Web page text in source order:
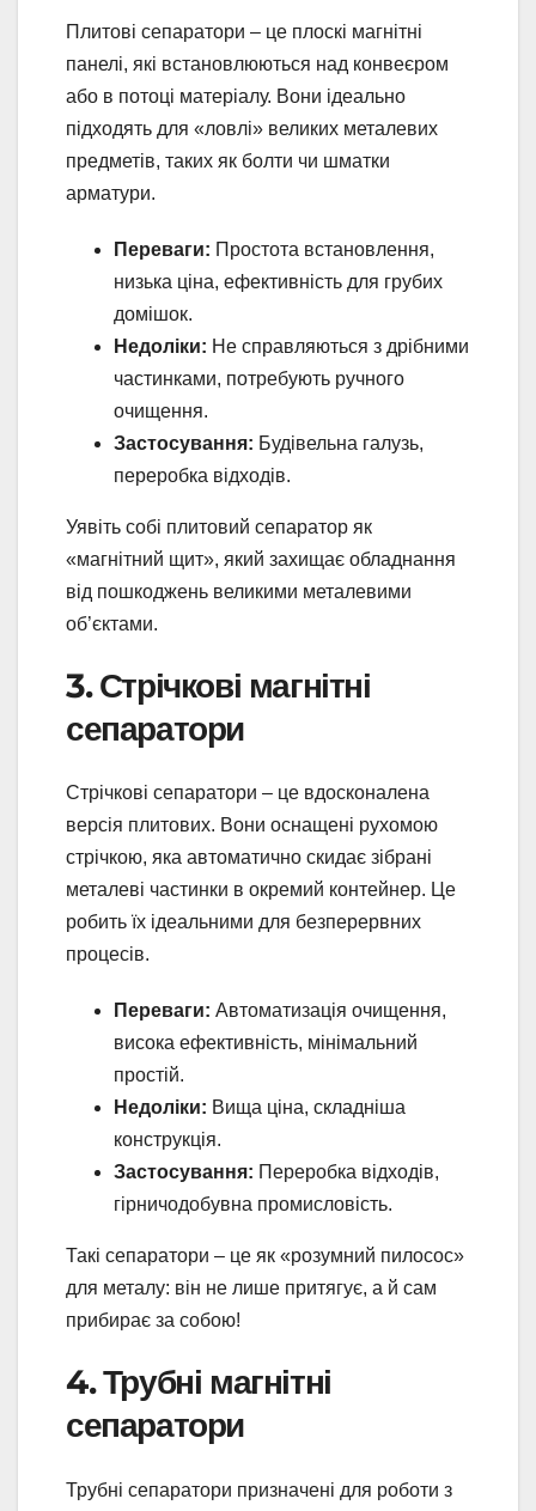
Плитові сепаратори – це плоскі магнітні
панелі, які встановлюються над конвеєром
або в потоці матеріалу. Вони ідеально
підходять для «ловлі» великих металевих
предметів, таких як болти чи шматки
арматури.
Переваги: Простота встановлення,
низька ціна, ефективність для грубих
домішок.
Недоліки: Не справляються з дрібними
частинками, потребують ручного
очищення.
Застосування: Будівельна галузь,
переробка відходів.
Уявіть собі плитовий сепаратор як
«магнітний щит», який захищає обладнання
від пошкоджень великими металевими
об’єктами.
3. Стрічкові магнітні
сепаратори
Стрічкові сепаратори – це вдосконалена
версія плитових. Вони оснащені рухомою
стрічкою, яка автоматично скидає зібрані
металеві частинки в окремий контейнер. Це
робить їх ідеальними для безперервних
процесів.
Переваги: Автоматизація очищення,
висока ефективність, мінімальний
простій.
Недоліки: Вища ціна, складніша
конструкція.
Застосування: Переробка відходів,
гірничодобувна промисловість.
Такі сепаратори – це як «розумний пилосос»
для металу: він не лише притягує, а й сам
прибирає за собою!
4. Трубні магнітні
сепаратори
Трубні сепаратори призначені для роботи з